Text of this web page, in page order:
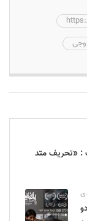
: «تحریف متد